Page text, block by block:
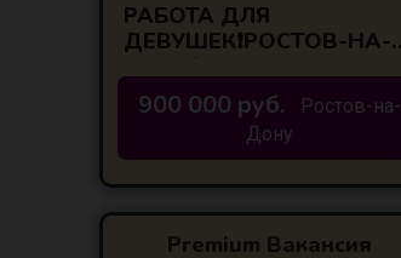
РАБОТА ДЛЯ
ДЕВУШЕК❗РОСТОВ-НА-
900 000 руб.
Ростов-на-
Дону
Premium Вакансия